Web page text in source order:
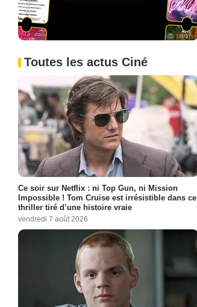
Toutes les actus Ciné
Ce soir sur Netflix : ni Top Gun, ni Mission
Impossible ! Tom Cruise est irrésistible dans ce
thriller tiré d’une histoire vraie
vendredi 7 août 2026